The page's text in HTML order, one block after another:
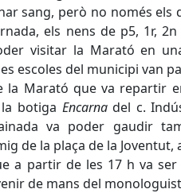
sang, però no només els
els nens de p5, 1r,
visitar la Marató en
escoles del municipi van
la Marató que va repartir
botiga Encarnadel c.
va poder gaudir
de la plaça de la Joventut,
a partir de les 17 h va
de mans del